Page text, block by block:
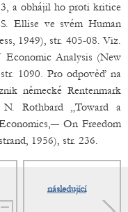
a obhájil ho proti kritice
Ellise ve svém Human
1949), str. 405-08. Viz.
Economic Analysis (New
1090. Pro odpověď na
německé Rentenmark
Rothbard „Toward a
On Freedom
1956), str. 236.
následující